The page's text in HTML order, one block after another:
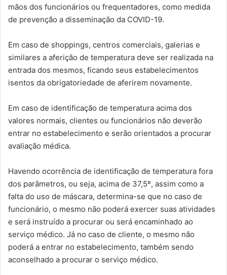
mãos dos funcionários ou frequentadores, como medida
de prevenção a disseminação da COVID-19.
Em caso de shoppings, centros comerciais, galerias e
similares a aferição de temperatura deve ser realizada na
entrada dos mesmos, ficando seus estabelecimentos
isentos da obrigatoriedade de aferirem novamente.
Em caso de identificação de temperatura acima dos
valores normais, clientes ou funcionários não deverão
entrar no estabelecimento e serão orientados a procurar
avaliação médica.
Havendo ocorrência de identificação de temperatura fora
dos parâmetros, ou seja, acima de 37,5º, assim como a
falta do uso de máscara, determina-se que no caso de
funcionário, o mesmo não poderá exercer suas atividades
e será instruído a procurar ou será encaminhado ao
serviço médico. Já no caso de cliente, o mesmo não
poderá a entrar no estabelecimento, também sendo
aconselhado a procurar o serviço médico.